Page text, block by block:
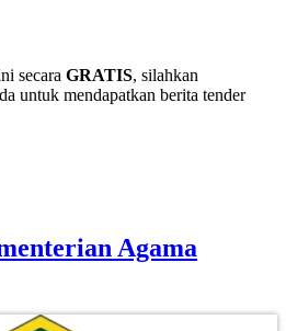
secara GRATIS, silahkan
untuk mendapatkan berita tender
Agama